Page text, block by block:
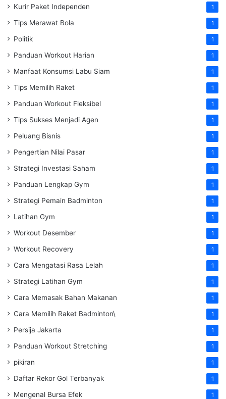
Kurir Paket Independen 1
Tips Merawat Bola 1
Politik 1
Panduan Workout Harian 1
Manfaat Konsumsi Labu Siam 1
Tips Memilih Raket 1
Panduan Workout Fleksibel 1
Tips Sukses Menjadi Agen 1
Peluang Bisnis 1
Pengertian Nilai Pasar 1
Strategi Investasi Saham 1
Panduan Lengkap Gym 1
Strategi Pemain Badminton 1
Latihan Gym 1
Workout Desember 1
Workout Recovery 1
Cara Mengatasi Rasa Lelah 1
Strategi Latihan Gym 1
Cara Memasak Bahan Makanan 1
Cara Memilih Raket Badminton\ 1
Persija Jakarta 1
Panduan Workout Stretching 1
pikiran 1
Daftar Rekor Gol Terbanyak 1
Mengenal Bursa Efek 1